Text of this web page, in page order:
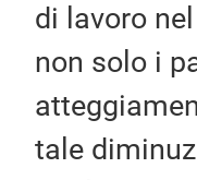
di lavoro
non solo i
tale